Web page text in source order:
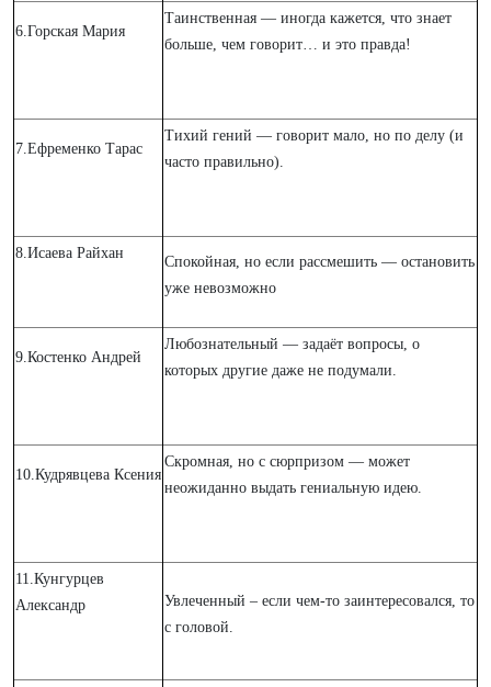
6.Горская Мария
Таинственная — иногда кажется, что знает
больше, чем говорит… и это правда!
7.Ефременко Тарас
Тихий гений — говорит мало, но по делу (и
часто правильно).
8.Исаева Райхан
Спокойная, но если рассмешить — остановить
уже невозможно
9.Костенко Андрей
Любознательный — задаёт вопросы, о
которых другие даже не подумали.
10.Кудрявцева Ксения
Скромная, но с сюрпризом — может
неожиданно выдать гениальную идею.
11.Кунгурцев
Александр
Увлеченный – если чем-то заинтересовался, то
с головой.